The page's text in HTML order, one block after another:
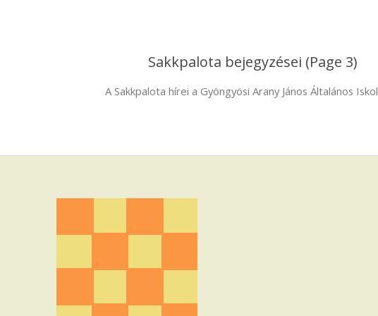
Sakkpalota bejegyzései (Page 3)
A Sakkpalota hírei a Gyöngyösi Arany János Általános